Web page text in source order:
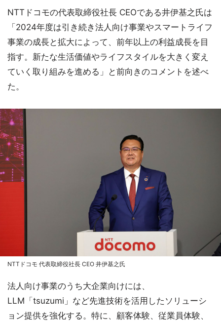
NTTドコモの代表取締役社長 CEOである井伊基之氏は
「2024年度は引き続き法人向け事業やスマートライフ
事業の成長と拡大によって、前年以上の利益成長を目
指す。新たな生活価値やライフスタイルを大きく変え
ていく取り組みを進める」と前向きのコメントを述べ
た。
NTTドコモ 代表取締役社長 CEO 井伊基之氏
法人向け事業のうち大企業向けには、
LLM「tsuzumi」など先進技術を活用したソリューシ
ョン提供を強化する。特に、顧客体験、従業員体験、